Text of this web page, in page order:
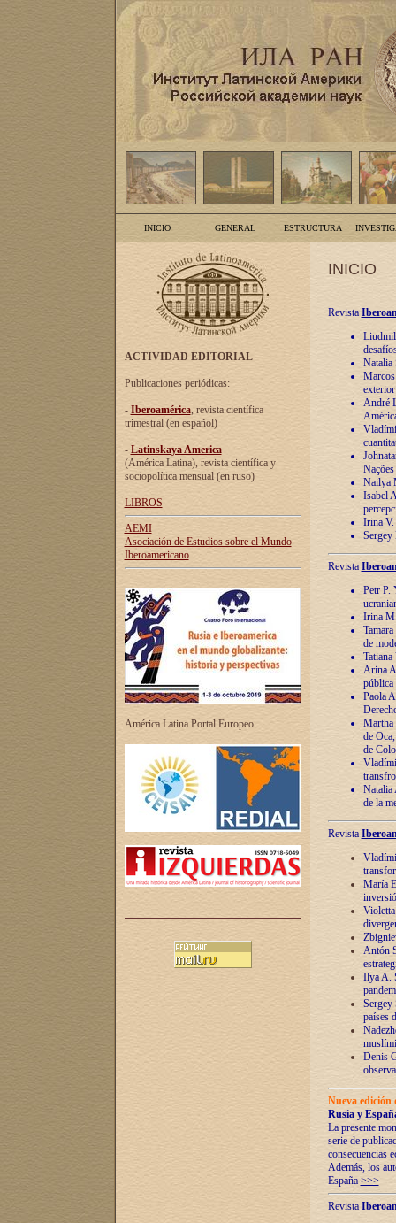
INICIO GENERAL ESTRUCTURA
ACTIVIDAD EDITORIAL
Publicaciones periódicas:
- Iberoamérica, revista científica
trimestral (en español)
- Latinskaya America
(América Latina), revista científica y
sociopolítica mensual (en ruso)
LIBROS
AEMI
Asociación de Estudios sobre el Mundo
Iberoamericano
América Latina Portal Europeo
INICIO
Revista
Natalia
André
Nailya
Isabel
Irina V.
Sergey
Revista
Petr P.
Irina
de
Arina
pública
Paola
Martha
de
de
Natalia
de la
Revista
María
Antón
Ilya A.
Sergey
países
Denis
Nueva
Rusia y
La presente
serie de
consecuencias
Además, los
España >>>
Revista